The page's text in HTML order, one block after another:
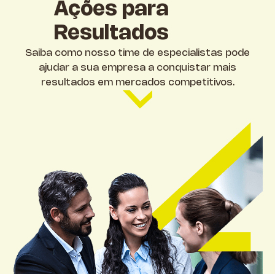
Ações para
Resultados
Saiba como nosso time de especialistas pode
ajudar a sua empresa a conquistar mais
resultados em mercados competitivos.